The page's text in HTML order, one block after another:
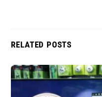
RELATED POSTS